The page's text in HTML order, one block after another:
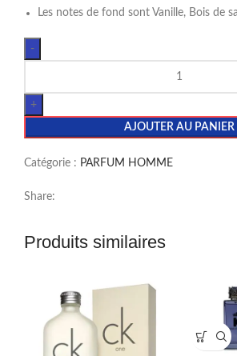
Les notes de fond sont Vanille, Bois de
AJOUTER AU PANIER
Catégorie : PARFUM HOMME
Share:
Produits similaires